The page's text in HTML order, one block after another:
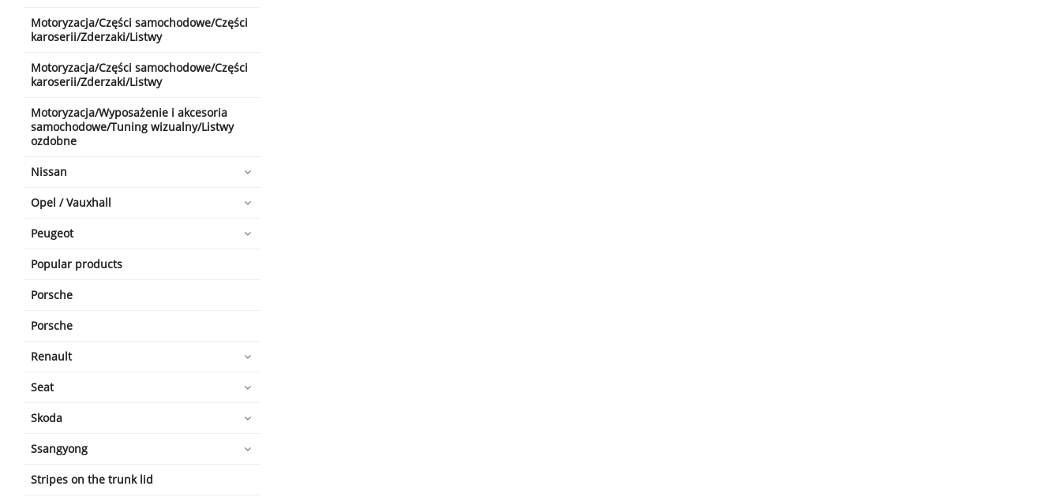
Motoryzacja/Części samochodowe/Części
karoserii/Zderzaki/Listwy
Motoryzacja/Części samochodowe/Części
karoserii/Zderzaki/Listwy
Motoryzacja/Wyposażenie i akcesoria
samochodowe/Tuning wizualny/Listwy
ozdobne
Nissan
Opel / Vauxhall
Peugeot
Popular products
Porsche
Porsche
Renault
Seat
Skoda
Ssangyong
Stripes on the trunk lid